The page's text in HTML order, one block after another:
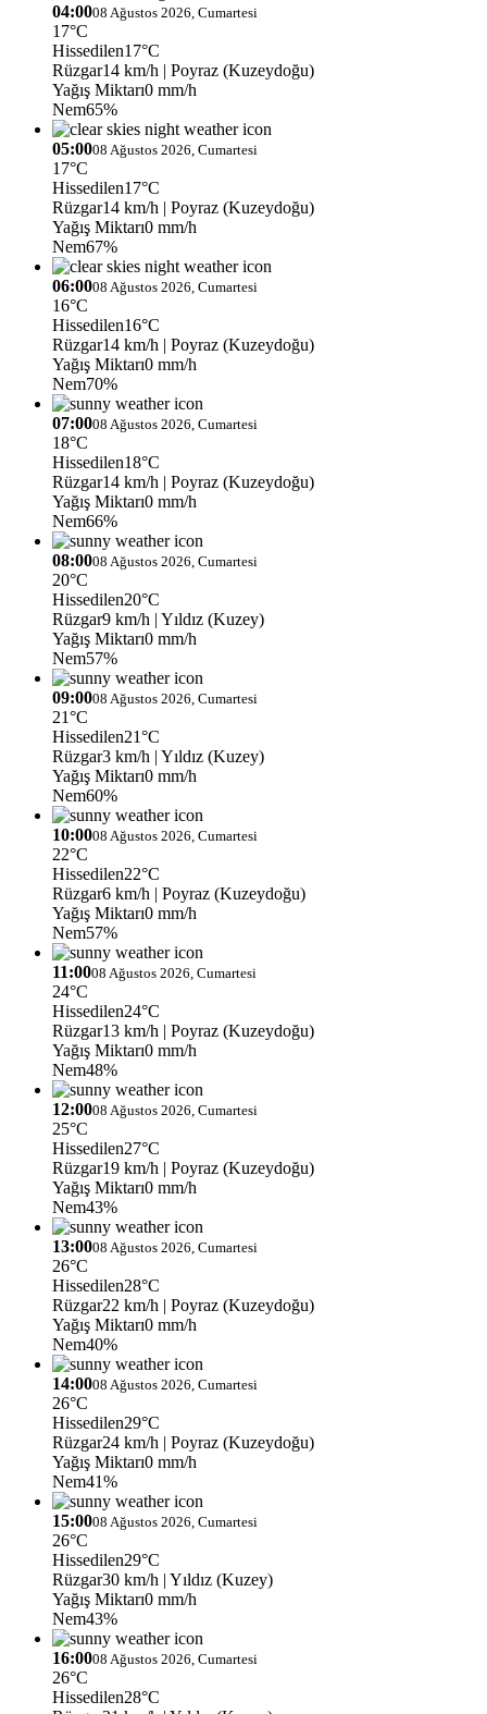
04:0008 Ağustos 2026, Cumartesi
17°C
Hissedilen17°C
Rüzgar14 km/h | Poyraz (Kuzeydoğu)
Yağış Miktarı0 mm/h
Nem65%
05:0008 Ağustos 2026, Cumartesi
17°C
Hissedilen17°C
Rüzgar14 km/h | Poyraz (Kuzeydoğu)
Yağış Miktarı0 mm/h
Nem67%
06:0008 Ağustos 2026, Cumartesi
16°C
Hissedilen16°C
Rüzgar14 km/h | Poyraz (Kuzeydoğu)
Yağış Miktarı0 mm/h
Nem70%
07:0008 Ağustos 2026, Cumartesi
18°C
Hissedilen18°C
Rüzgar14 km/h | Poyraz (Kuzeydoğu)
Yağış Miktarı0 mm/h
Nem66%
08:0008 Ağustos 2026, Cumartesi
20°C
Hissedilen20°C
Rüzgar9 km/h | Yıldız (Kuzey)
Yağış Miktarı0 mm/h
Nem57%
09:0008 Ağustos 2026, Cumartesi
21°C
Hissedilen21°C
Rüzgar3 km/h | Yıldız (Kuzey)
Yağış Miktarı0 mm/h
Nem60%
10:0008 Ağustos 2026, Cumartesi
22°C
Hissedilen22°C
Rüzgar6 km/h | Poyraz (Kuzeydoğu)
Yağış Miktarı0 mm/h
Nem57%
11:0008 Ağustos 2026, Cumartesi
24°C
Hissedilen24°C
Rüzgar13 km/h | Poyraz (Kuzeydoğu)
Yağış Miktarı0 mm/h
Nem48%
12:0008 Ağustos 2026, Cumartesi
25°C
Hissedilen27°C
Rüzgar19 km/h | Poyraz (Kuzeydoğu)
Yağış Miktarı0 mm/h
Nem43%
13:0008 Ağustos 2026, Cumartesi
26°C
Hissedilen28°C
Rüzgar22 km/h | Poyraz (Kuzeydoğu)
Yağış Miktarı0 mm/h
Nem40%
14:0008 Ağustos 2026, Cumartesi
26°C
Hissedilen29°C
Rüzgar24 km/h | Poyraz (Kuzeydoğu)
Yağış Miktarı0 mm/h
Nem41%
15:0008 Ağustos 2026, Cumartesi
26°C
Hissedilen29°C
Rüzgar30 km/h | Yıldız (Kuzey)
Yağış Miktarı0 mm/h
Nem43%
16:0008 Ağustos 2026, Cumartesi
26°C
Hissedilen28°C